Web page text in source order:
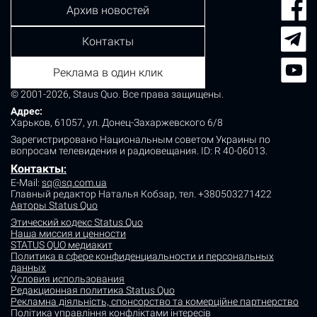
© 2001-2026, Staus Quo. Все права защищены.
Адрес:
Харьков, 61057, ул. Донец-Захаржевского 6/8
Зарегистрировано Национальным советом Украины по
вопросам телевидения и радиовещания. ID: R 40-06013.
Контакты:
E-Mail: sq@sq.com.ua
Главный редактор Наталья Кобзар, тел. +380503271422
Авторы Status Quo
Этический кодекс Status Quo
Наша миссия и ценности
STATUS QUO медиакит
Политика в сфере конфиденциальности и персональных
данных
Условия использования
Редакционная политика Status Quo
Рекламна діяльність, спонсорство та комерційне партнерство
Політика управління конфліктами інтересів
Архив новостей
Контакты
Реклама в один клик